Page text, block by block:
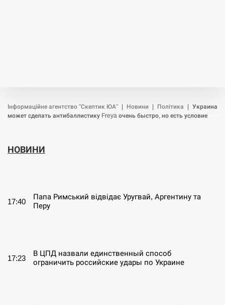
Інформаційне агентство "Скептик ЮА" Новини Політика
Украина
может сделать антибаллистику Freya очень быстро, но есть условие
НОВИНИ
17:40
Папа Римський відвідає Уругвай, Аргентину та
Перу
17:23
В ЦПД назвали единственный способ
ограничить российские удары по Украине